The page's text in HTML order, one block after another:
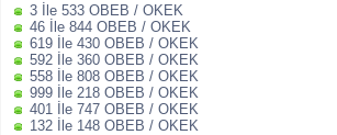
3 İle 533 OBEB / OKEK
46 İle 844 OBEB / OKEK
619 İle 430 OBEB / OKEK
592 İle 360 OBEB / OKEK
558 İle 808 OBEB / OKEK
999 İle 218 OBEB / OKEK
401 İle 747 OBEB / OKEK
132 İle 148 OBEB / OKEK